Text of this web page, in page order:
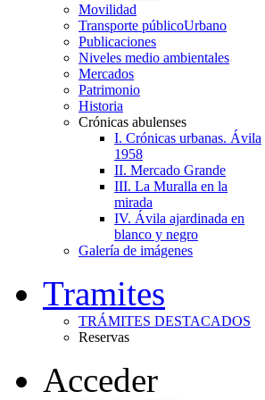
Movilidad
Transporte públicoUrbano
Publicaciones
Niveles medio ambientales
Mercados
Patrimonio
Historia
Crónicas abulenses
I. Crónicas urbanas. Ávila
1958
II. Mercado Grande
III. La Muralla en la
mirada
IV. Ávila ajardinada en
blanco y negro
Galería de imágenes
Tramites
TRÁMITES DESTACADOS
Reservas
Acceder